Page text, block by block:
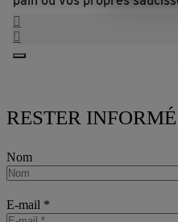
RESTER INFORMÉ
Nom
E-mail *